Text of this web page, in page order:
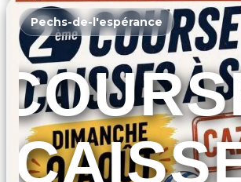
Pechs-de-l'espérance